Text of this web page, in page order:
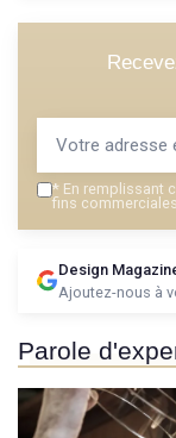
* En remplissant
fins
Design
Ajoutez-nous à
Parole